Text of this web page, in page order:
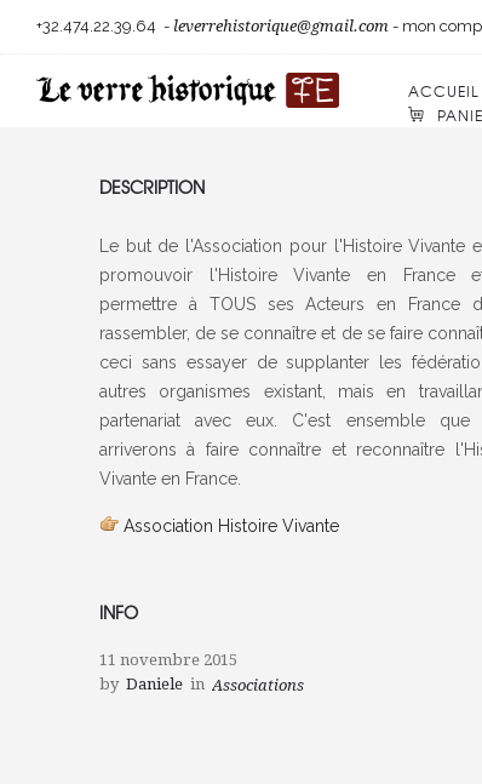
+32.474.22.39.64 - leverrehistorique@gmail.com - mon
ACCUEIL
DESCRIPTION
Le but de l'Association pour l'Histoire Vivante
promouvoir l'Histoire Vivante en France
permettre à TOUS ses Acteurs en France
rassembler, de se connaître et de se faire
ceci sans essayer de supplanter les
autres organismes existant, mais en
partenariat avec eux. C'est ensemble que
arriverons à faire connaître et reconnaître
Vivante en France.
Association Histoire Vivante
INFO
11 novembre 2015
by Daniele in Associations